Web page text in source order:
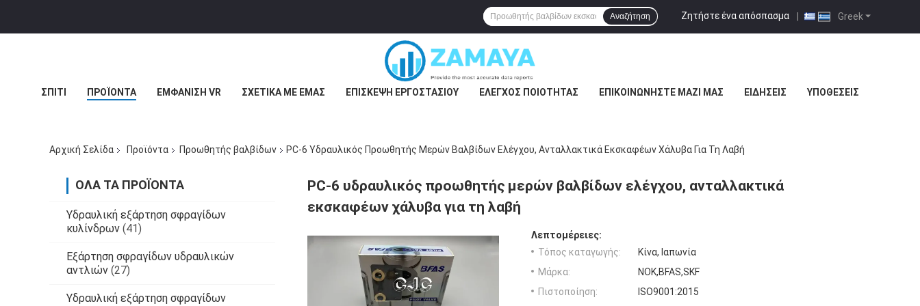
Greek
Ζητήστε ένα απόσπασμα |
Αναζήτηση
ΣΠΊΤΙ ΠΡΟΪΌΝΤΑ ΕΜΦΆΝΙΣΗ VR ΣΧΕΤΙΚΆ ΜΕ ΕΜΆΣ ΕΠΙΣΚΕΨΉ ΕΡΓΟΣΤΑΣΊΟΥ ΈΛΕΓΧΟΣ ΠΟΙΌΤΗΤΑΣ ΕΠΙΚΟΙΝΩΝΉΣΤΕ ΜΑΖΊ ΜΑΣ ΕΙΔΉΣΕΙΣ ΥΠΟΘΈΣΕΙΣ
Αρχική Σελίδα Προϊόντα Προωθητής βαλβίδων PC-6 Υδραυλικός Προωθητής Μερών Βαλβίδων Ελέγχου, Ανταλλακτικά Εκσκαφέων Χάλυβα Για Τη Λαβή
ΌΛΑ ΤΑ ΠΡΟΪΌΝΤΑ
Υδραυλική εξάρτηση σφραγίδων
κυλίνδρων (41)
Εξάρτηση σφραγίδων υδραυλικών
αντλιών (27)
Υδραυλική εξάρτηση σφραγίδων
PC-6 υδραυλικός προωθητής μερών βαλβίδων ελέγχου, ανταλλακτικά
εκσκαφέων χάλυβα για τη λαβή
Λεπτομέρειες:
Τόπος καταγωγής:
Κίνα, Ιαπωνία
Μάρκα:
NOK,BFAS,SKF
Πιστοποίηση:
ISO9001:2015